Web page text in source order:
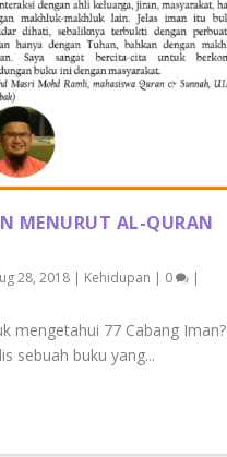
MENURUT AL-QURAN
28, 2018 | Kehidupan | 0 |
mengetahui 77 Cabang Iman?
sebuah buku yang...